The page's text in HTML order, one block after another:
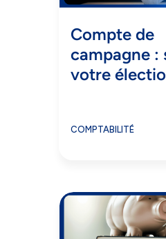
Compte de
campagne :
votre
COMPTABILITÉ